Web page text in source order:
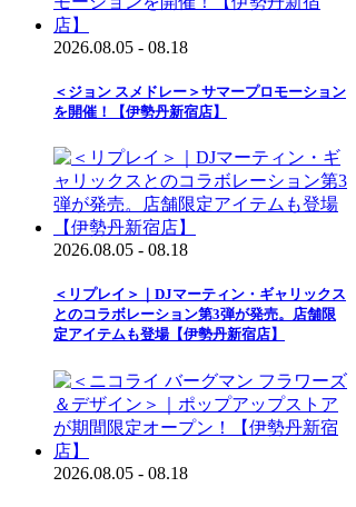
2026.08.05 - 08.18
＜ジョン スメドレー＞サマープロモーション
を開催！【伊勢丹新宿店】
2026.08.05 - 08.18
＜リプレイ＞｜DJマーティン・ギャリックス
とのコラボレーション第3弾が発売。店舗限
定アイテムも登場【伊勢丹新宿店】
2026.08.05 - 08.18